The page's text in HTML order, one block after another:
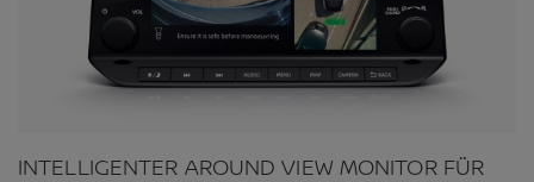
INTELLIGENTER AROUND VIEW MONITOR FÜR